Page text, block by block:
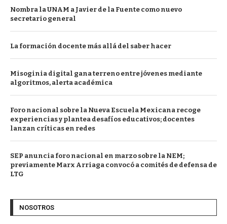
Nombra la UNAM a Javier de la Fuente como nuevo
secretario general
La formación docente más allá del saber hacer
Misoginia digital gana terreno entre jóvenes mediante
algoritmos, alerta académica
Foro nacional sobre la Nueva Escuela Mexicana recoge
experiencias y plantea desafíos educativos; docentes
lanzan críticas en redes
SEP anuncia foro nacional en marzo sobre la NEM;
previamente Marx Arriaga convocó a comités de defensa de
LTG
NOSOTROS